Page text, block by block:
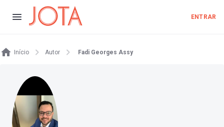
ENTRAR
Início Autor Fadi Georges Assy